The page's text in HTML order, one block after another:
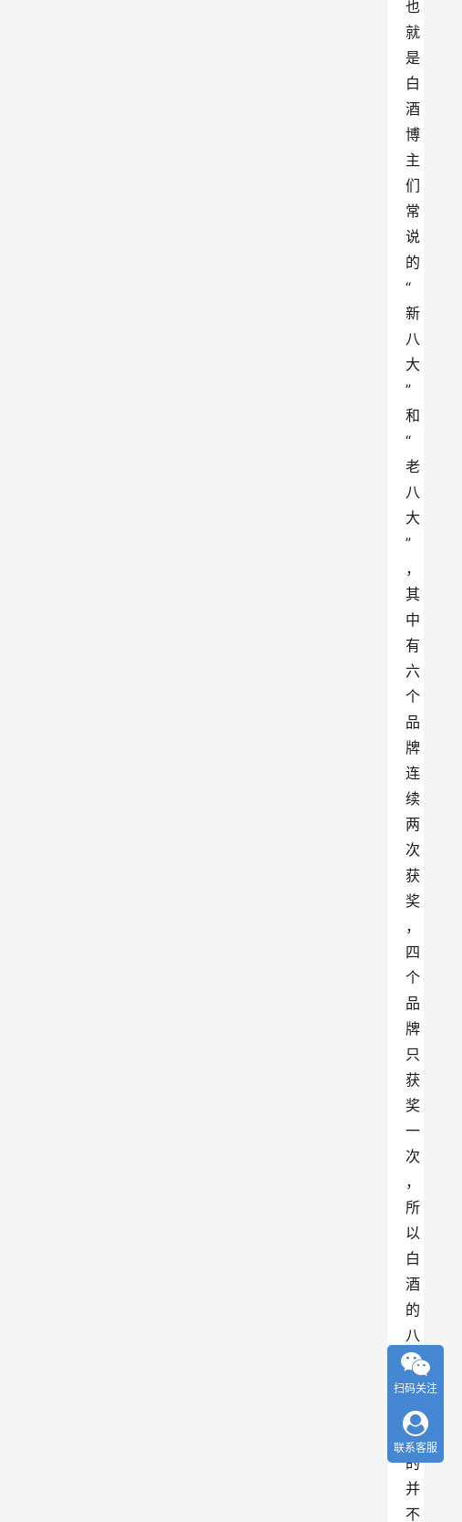
也
就
是
白
酒
博
主
们
常
说
的
“
新
八
大
”
和
“
老
八
大
”
，
其
中
有
六
个
品
牌
连
续
两
次
获
奖
，
四
个
品
牌
只
获
奖
一
次
，
所
以
白
酒
的
八
大
名
酒
指
的
并
不
扫码关注
联系客服